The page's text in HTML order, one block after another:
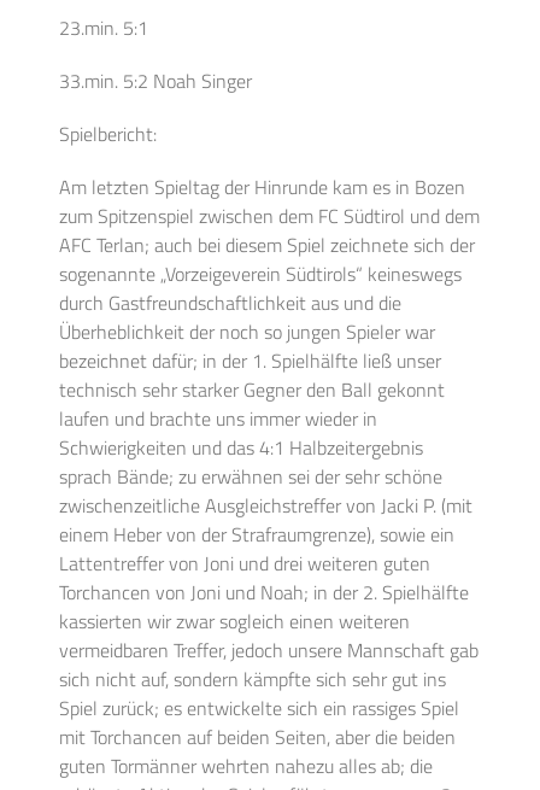
23.min. 5:1
33.min. 5:2 Noah Singer
Spielbericht:
Am letzten Spieltag der Hinrunde kam es in Bozen
zum Spitzenspiel zwischen dem FC Südtirol und dem
AFC Terlan; auch bei diesem Spiel zeichnete sich der
sogenannte „Vorzeigeverein Südtirols“ keineswegs
durch Gastfreundschaftlichkeit aus und die
Überheblichkeit der noch so jungen Spieler war
bezeichnet dafür; in der 1. Spielhälfte ließ unser
technisch sehr starker Gegner den Ball gekonnt
laufen und brachte uns immer wieder in
Schwierigkeiten und das 4:1 Halbzeitergebnis
sprach Bände; zu erwähnen sei der sehr schöne
zwischenzeitliche Ausgleichstreffer von Jacki P. (mit
einem Heber von der Strafraumgrenze), sowie ein
Lattentreffer von Joni und drei weiteren guten
Torchancen von Joni und Noah; in der 2. Spielhälfte
kassierten wir zwar sogleich einen weiteren
vermeidbaren Treffer, jedoch unsere Mannschaft gab
sich nicht auf, sondern kämpfte sich sehr gut ins
Spiel zurück; es entwickelte sich ein rassiges Spiel
mit Torchancen auf beiden Seiten, aber die beiden
guten Tormänner wehrten nahezu alles ab; die